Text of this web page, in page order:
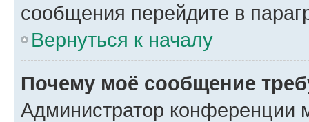
сообщения перейдите в
Вернуться к началу
Почему моё сообщение
Администратор конференции